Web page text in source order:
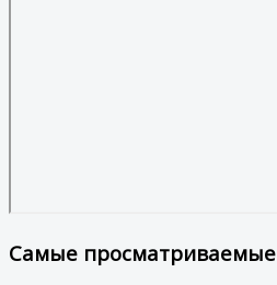
Самые просматриваемые